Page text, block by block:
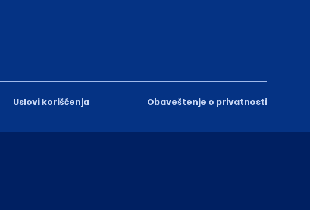
Uslovi korišćenja Obaveštenje o privatnosti